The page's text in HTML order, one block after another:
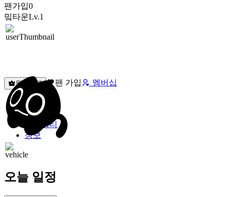
팬가입0
밐타운Lv.1
원픽선택 팬 가입 멤버십
밐타운
피드
커뮤니티
정보
오늘 일정